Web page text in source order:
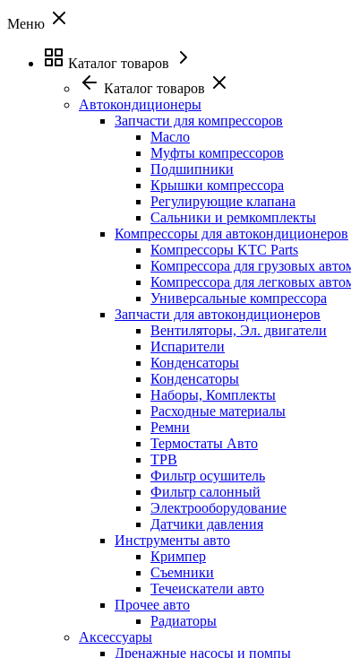
Меню
Каталог товаров
Каталог товаров
Автокондиционеры
Запчасти для компрессоров
Масло
Муфты компрессоров
Подшипники
Крышки компрессора
Регулирующие клапана
Сальники и ремкомплекты
Компрессоры для автокондиционеров
Компрессоры KTC Parts
Компрессора для грузовых
Компрессора для легковых
Универсальные компрессора
Запчасти для автокондиционеров
Вентиляторы, Эл. двигатели
Испарители
Конденсаторы
Конденсаторы
Наборы, Комплекты
Расходные материалы
Ремни
Термостаты Авто
ТРВ
Фильтр осушитель
Фильтр салонный
Электрооборудование
Датчики давления
Инструменты авто
Кримпер
Съемники
Течеискатели авто
Прочее авто
Радиаторы
Аксессуары
Дренажные насосы и помпы